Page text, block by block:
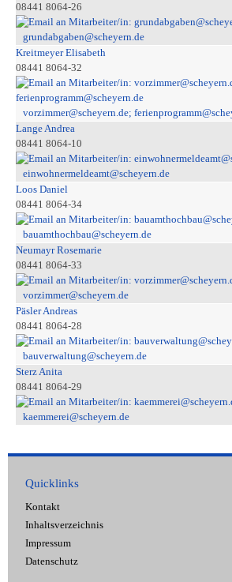
08441 8064-26
grundabgaben@scheyern.de
Kreitmeyer Elisabeth
08441 8064-32
vorzimmer@scheyern.de;
Lange Andrea
08441 8064-10
einwohnermeldeamt@scheyern.de
Loos Daniel
08441 8064-34
bauamthochbau@scheyern.de
Neumayr Rosemarie
08441 8064-33
vorzimmer@scheyern.de
Päsler Andreas
08441 8064-28
bauverwaltung@scheyern.de
Sterz Anita
08441 8064-29
kaemmerei@scheyern.de
Quicklinks
Kontakt
Inhaltsverzeichnis
Impressum
Datenschutz